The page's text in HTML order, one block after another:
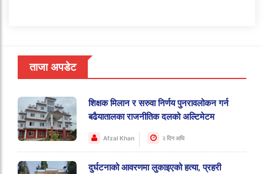
ताजा अपडेट
शिक्षक मिलान र सरुवा निर्णय पुनरावलोकन गर्न
बढैयातालका राजनीतिक दलको अल्टिमेटम
Afzal Khan २ दिन अघि
दुर्घटनाको आवरणमा लुकाइएको हत्या, प्रहरी